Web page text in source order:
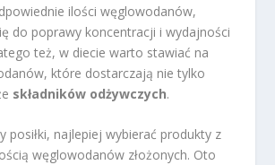
ilości węglowodanów,
do poprawy koncentracji i wydajności
też, w diecie warto stawiać na
które dostarczają nie tylko
składników odżywczych.
posiłki, najlepiej wybierać produkty z
węglowodanów złożonych. Oto